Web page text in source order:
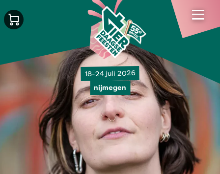
18-24 juli 2026
nijmegen